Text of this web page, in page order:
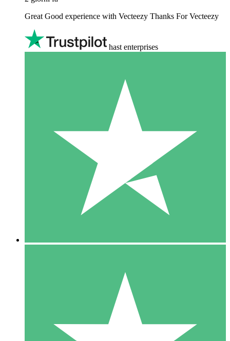
Great Good experience with Vecteezy Thanks For Vecteezy
hast enterprises